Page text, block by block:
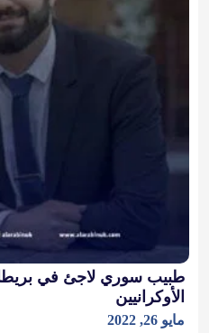
طبيب سوري لاجئ في
الأوكرانيين
مايو 26, 2022